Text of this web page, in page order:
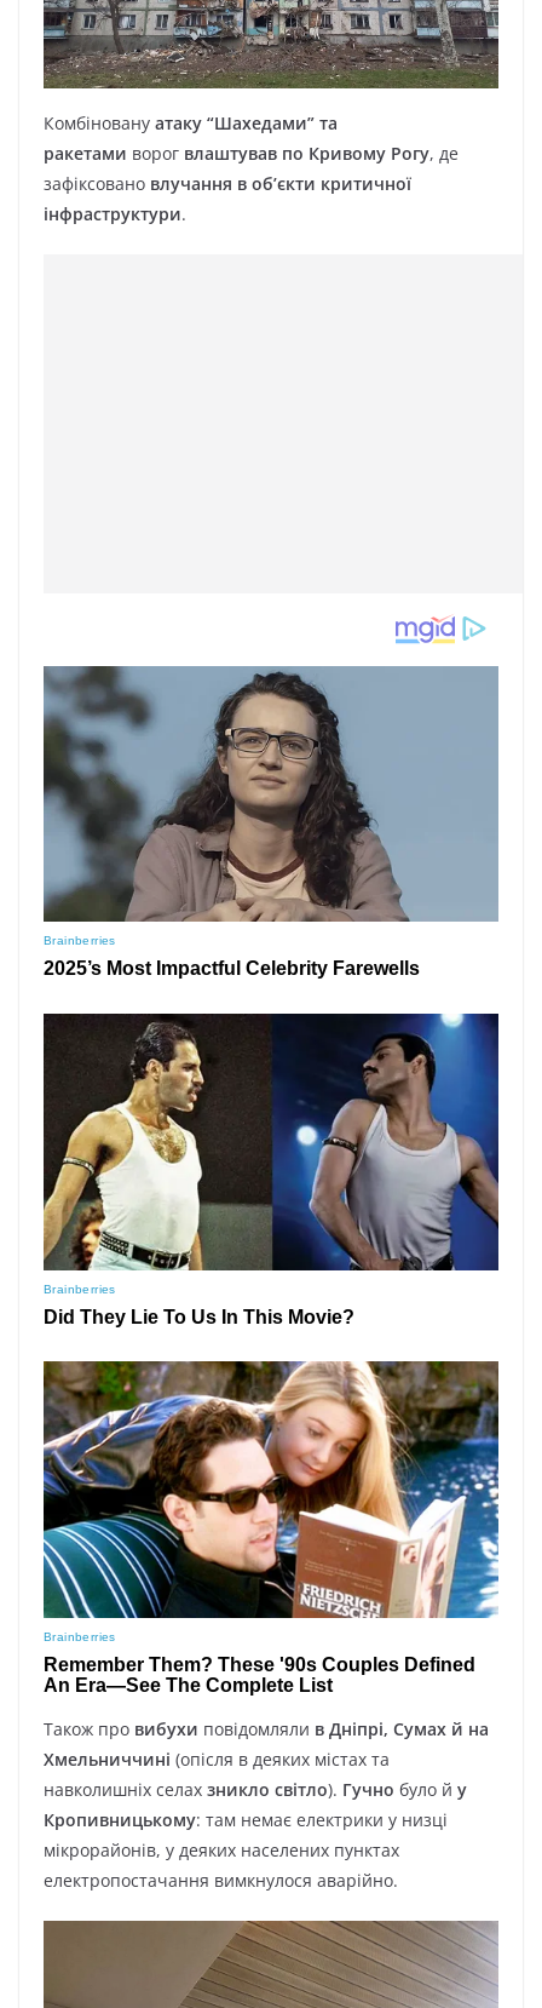
Комбіновану атаку “Шахедами” та
ракетами ворог влаштував по Кривому Рогу, де
зафіксовано влучання в об’єкти критичної
інфраструктури.
Також про вибухи повідомляли в Дніпрі, Сумах й на
Хмельниччині (опісля в деяких містах та
навколишніх селах зникло світло). Гучно було й у
Кропивницькому: там немає електрики у низці
мікрорайонів, у деяких населених пунктах
електропостачання вимкнулося аварійно.